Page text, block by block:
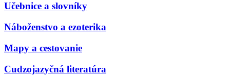
Učebnice a slovníky
Náboženstvo a ezoterika
Mapy a cestovanie
Cudzojazyčná literatúra